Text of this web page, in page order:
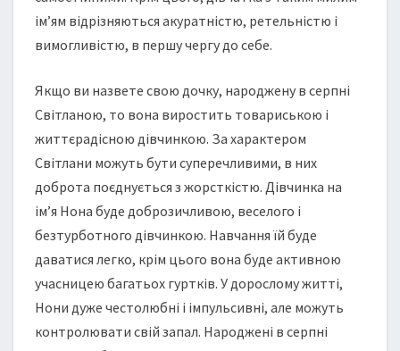
ім’ям відрізняються акуратністю, ретельністю і
вимогливістю, в першу чергу до себе.
Якщо ви назвете свою дочку, народжену в серпні
Світланою, то вона виростить товариською і
життєрадісною дівчинкою. За характером
Світлани можуть бути суперечливими, в них
доброта поєднується з жорсткістю. Дівчинка на
ім’я Нона буде доброзичливою, веселого і
безтурботного дівчинкою. Навчання їй буде
даватися легко, крім цього вона буде активною
учасницею багатьох гуртків. У дорослому житті,
Нони дуже честолюбні і імпульсивні, але можуть
контролювати свій запал. Народжені в серпні